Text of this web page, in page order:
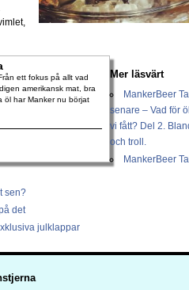
ett fokus på allt vad
amerikansk mat, bra
öl har Manker nu börjat
Mer läsvärt
MankerBeer
senare – Vad för
vi fått? Del 2.
och troll.
MankerBeer
sen?
det
julklappar